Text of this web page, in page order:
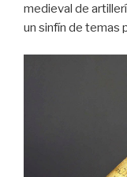
medieval de
un sinfín de temas